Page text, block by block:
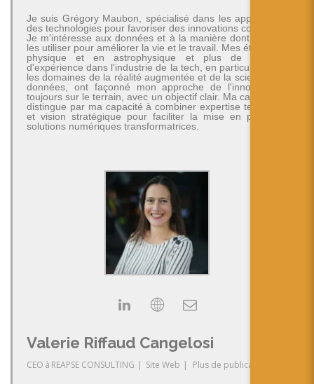
Je suis Grégory Maubon, spécialisé dans les applications
des technologies pour favoriser des innovations concrètes.
Je m'intéresse aux données et à la manière dont on peut
les utiliser pour améliorer la vie et le travail. Mes études en
physique et en astrophysique et plus de 30 ans
d'expérience dans l'industrie de la tech, en particulier dans
les domaines de la réalité augmentée et de la science des
données, ont façonné mon approche de l'innovation -
toujours sur le terrain, avec un objectif clair. Ma carrière se
distingue par ma capacité à combiner expertise technique
et vision stratégique pour faciliter la mise en place de
solutions numériques transformatrices.
Valerie Riffaud Cangelosi
CEO à REAPSE CONSULTING | Site Web | Plus de publications